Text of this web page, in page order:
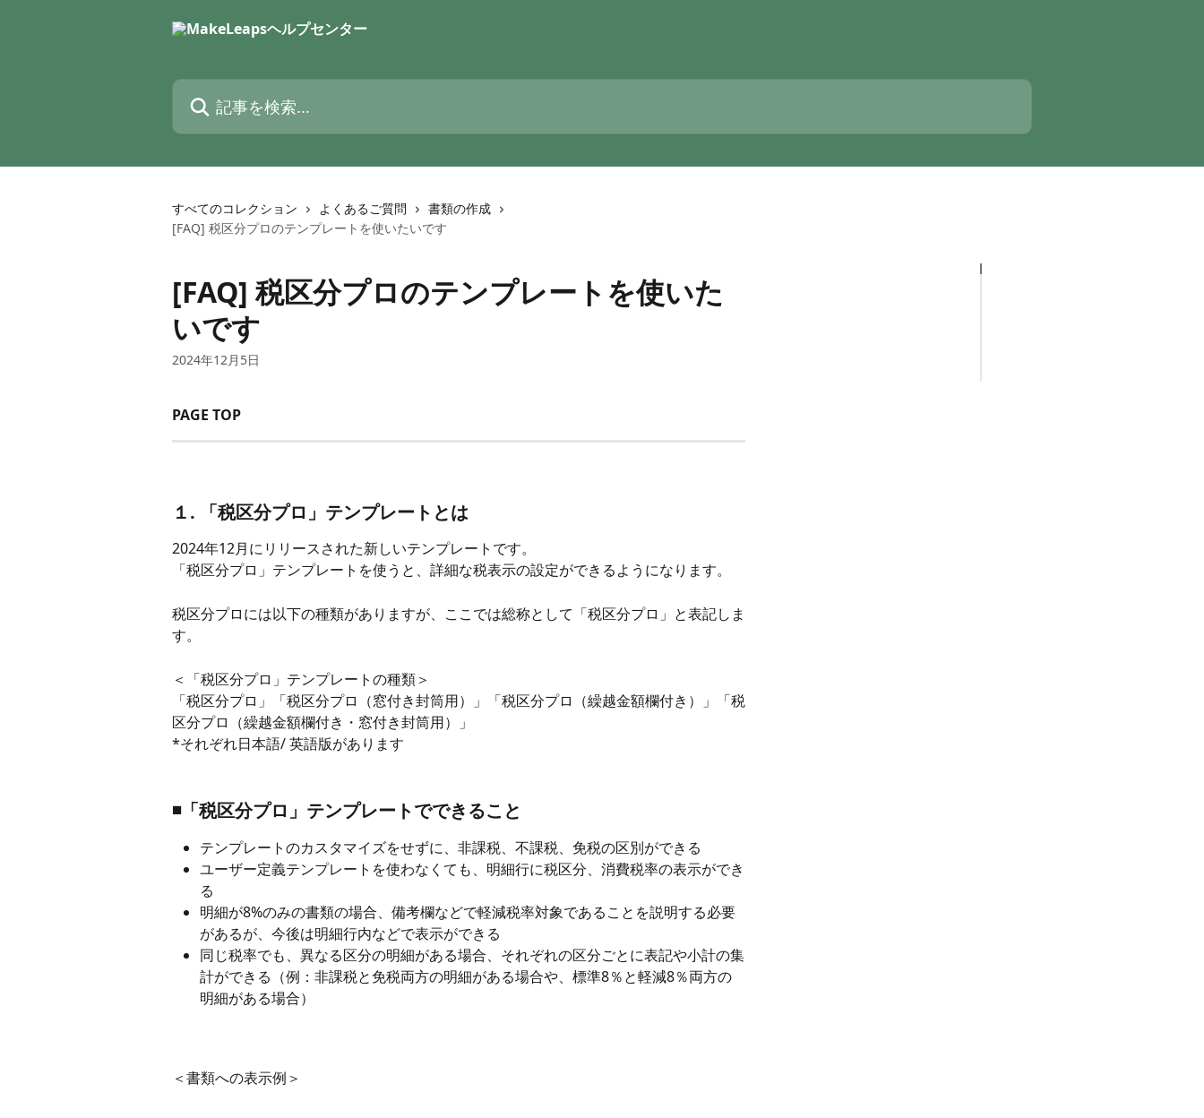
記事を検索...
すべてのコレクション よくあるご質問
書類の作成
[FAQ] 税区分プロのテンプレートを使いたいです
[FAQ] 税区分プロのテンプレートを使いた
いです
2024年12月5日
PAGE TOP
１. 「税区分プロ」テンプレートとは
2024年12月にリリースされた新しいテンプレートです。
「税区分プロ」テンプレートを使うと、詳細な税表示の設定ができるようになります。
税区分プロには以下の種類がありますが、ここでは総称として「税区分プロ」と表記しま
す。
＜「税区分プロ」テンプレートの種類＞
「税区分プロ」「税区分プロ（窓付き封筒用）」「税区分プロ（繰越金額欄付き）」「税
区分プロ（繰越金額欄付き・窓付き封筒用）」
*それぞれ日本語/ 英語版があります
◾️「税区分プロ」テンプレートでできること
テンプレートのカスタマイズをせずに、非課税、不課税、免税の区別ができる
ユーザー定義テンプレートを使わなくても、明細行に税区分、消費税率の表示ができ
る
明細が8%のみの書類の場合、備考欄などで軽減税率対象であることを説明する必要
があるが、今後は明細行内などで表示ができる
同じ税率でも、異なる区分の明細がある場合、それぞれの区分ごとに表記や小計の集
計ができる（例：非課税と免税両方の明細がある場合や、標準8％と軽減8％両方の
明細がある場合）
＜書類への表示例＞